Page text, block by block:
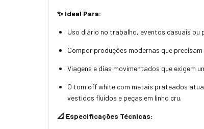
✨ Ideal Para:
Uso diário no trabalho, eventos casuais ou
Compor produções modernas que
Viagens e dias movimentados que exigem
O tom off white com metais prateados
vestidos fluidos e peças em linho cru.
📐 Especificações Técnicas: